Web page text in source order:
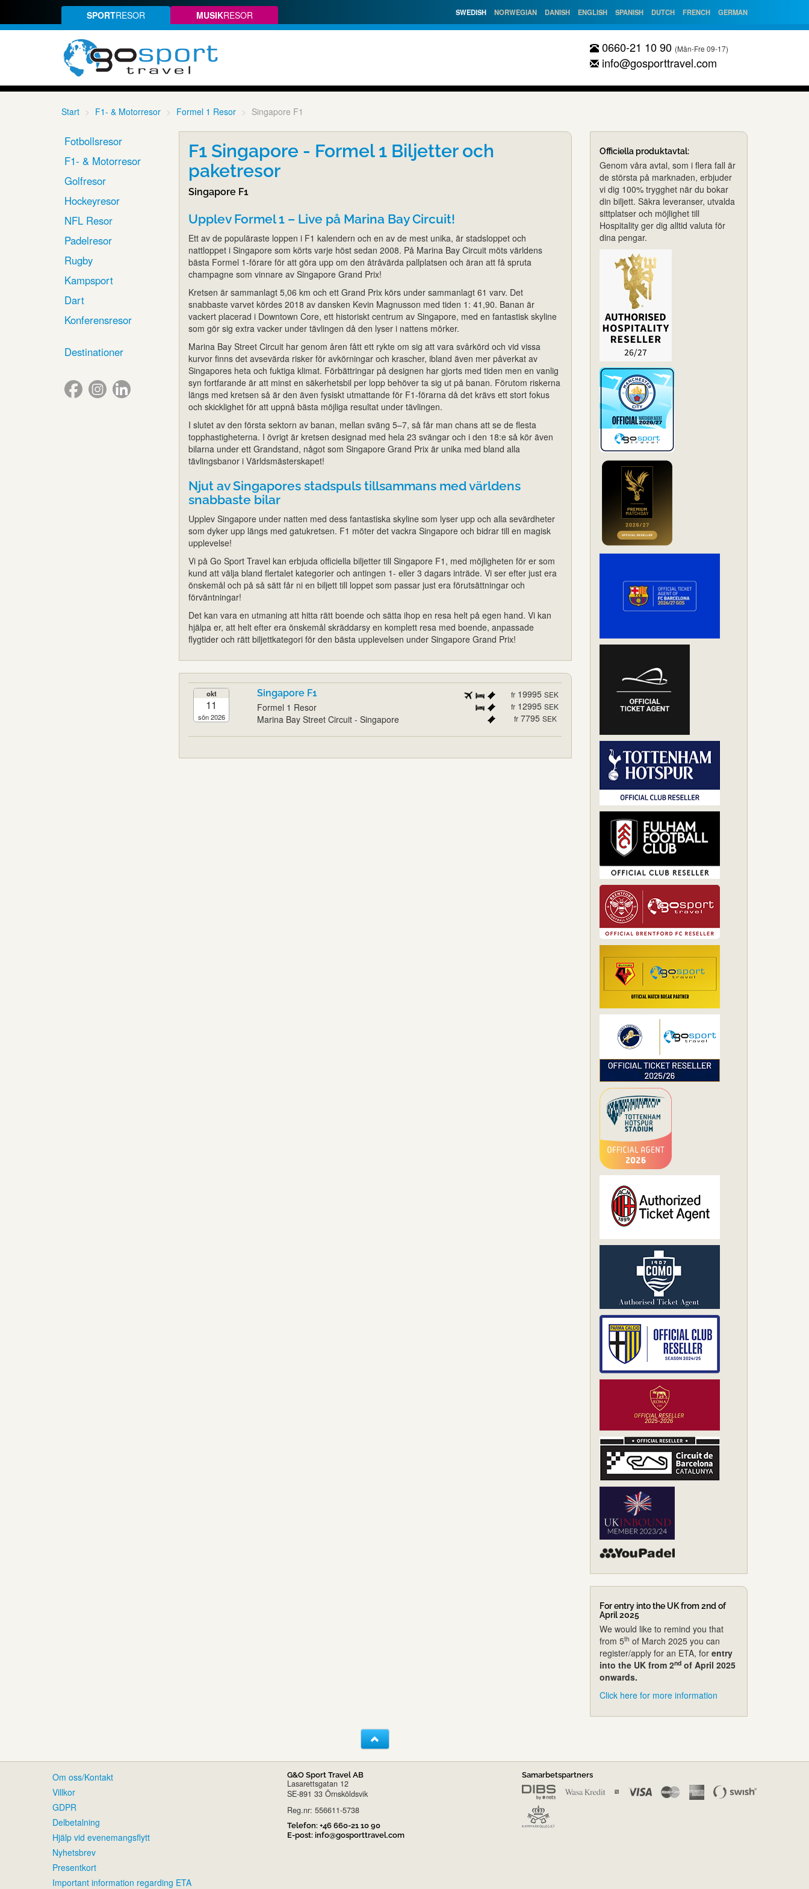
SPORTRESOR MUSIKRESOR SWEDISH NORWEGIAN DANISH ENGLISH SPANISH DUTCH FRENCH GERMAN
0660-21 10 90 (Mån-Fre 09-17)
info@gosporttravel.com
Start F1- & Motorresor Formel 1 Resor Singapore F1
Fotbollsresor
F1- & Motorresor
Golfresor
Hockeyresor
NFL Resor
Padelresor
Rugby
Kampsport
Dart
Konferensresor
Destinationer
F1 Singapore - Formel 1 Biljetter och
paketresor
Singapore F1
Upplev Formel 1 – Live på Marina Bay Circuit!
Ett av de populäraste loppen i F1 kalendern och en av de mest unika, är stadsloppet och
nattloppet i Singapore som körts varje höst sedan 2008. På Marina Bay Circuit möts världens
bästa Formel 1-förare för att göra upp om den åtråvärda pallplatsen och äran att få spruta
champagne som vinnare av Singapore Grand Prix!
Kretsen är sammanlagt 5,06 km och ett Grand Prix körs under sammanlagt 61 varv. Det
snabbaste varvet kördes 2018 av dansken Kevin Magnusson med tiden 1: 41,90. Banan är
vackert placerad i Downtown Core, ett historiskt centrum av Singapore, med en fantastisk skyline
som gör sig extra vacker under tävlingen då den lyser i nattens mörker.
Marina Bay Street Circuit har genom åren fått ett rykte om sig att vara svårkörd och vid vissa
kurvor finns det avsevärda risker för avkörningar och krascher, ibland även mer påverkat av
Singapores heta och fuktiga klimat. Förbättringar på designen har gjorts med tiden men en vanlig
syn fortfarande är att minst en säkerhetsbil per lopp behöver ta sig ut på banan. Förutom riskerna
längs med kretsen så är den även fysiskt utmattande för F1-förarna då det krävs ett stort fokus
och skicklighet för att uppnå bästa möjliga resultat under tävlingen.
I slutet av den första sektorn av banan, mellan sväng 5–7, så får man chans att se de flesta
topphastigheterna. I övrigt är kretsen designad med hela 23 svängar och i den 18:e så kör även
bilarna under ett Grandstand, något som Singapore Grand Prix är unika med bland alla
tävlingsbanor i Världsmästerskapet!
Njut av Singapores stadspuls tillsammans med världens
snabbaste bilar
Upplev Singapore under natten med dess fantastiska skyline som lyser upp och alla sevärdheter
som dyker upp längs med gatukretsen. F1 möter det vackra Singapore och bidrar till en magisk
upplevelse!
Vi på Go Sport Travel kan erbjuda officiella biljetter till Singapore F1, med möjligheten för er som
kund att välja bland flertalet kategorier och antingen 1- eller 3 dagars inträde. Vi ser efter just era
önskemål och på så sätt får ni en biljett till loppet som passar just era förutsättningar och
förväntningar!
Det kan vara en utmaning att hitta rätt boende och sätta ihop en resa helt på egen hand. Vi kan
hjälpa er, att helt efter era önskemål skräddarsy en komplett resa med boende, anpassade
flygtider och rätt biljettkategori för den bästa upplevelsen under Singapore Grand Prix!
okt
11
sön 2026
Singapore F1
Formel 1 Resor
Marina Bay Street Circuit - Singapore
fr 19995 SEK
fr 12995 SEK
fr 7795 SEK
Officiella produktavtal:
Genom våra avtal, som i flera fall är
de största på marknaden, erbjuder
vi dig 100% trygghet när du bokar
din biljett. Säkra leveranser, utvalda
sittplatser och möjlighet till
Hospitality ger dig alltid valuta för
dina pengar.
For entry into the UK from 2nd of
April 2025
We would like to remind you that
from 5th of March 2025 you can
register/apply for an ETA, for entry
into the UK from 2ndof April 2025
onwards.
Click here for more information
Om oss/Kontakt
Villkor
GDPR
Delbetalning
Hjälp vid evenemangsflytt
Nyhetsbrev
Presentkort
Important information regarding ETA
G&O Sport Travel AB
Lasarettsgatan 12
SE-891 33 Örnsköldsvik
Reg.nr: 556611-5738
Telefon: +46 660-21 10 90
E-post: info@gosporttravel.com
Samarbetspartners